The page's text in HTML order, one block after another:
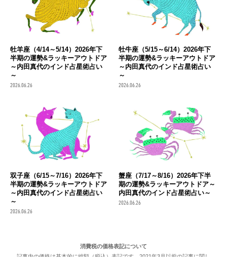
牡羊座（4/14～5/14）2026年下
半期の運勢&ラッキーアウトドア
～内田真代のインド占星術占い
～
2026.06.26
牡牛座（5/15～6/14）2026年下
半期の運勢&ラッキーアウトドア
～内田真代のインド占星術占い
～
2026.06.26
双子座（6/15～7/16）2026年下
半期の運勢&ラッキーアウトドア
～内田真代のインド占星術占い
～
2026.06.26
蟹座（7/17～8/16）2026年下半
期の運勢&ラッキーアウトドア～
内田真代のインド占星術占い～
2026.06.26
消費税の価格表記について
記事内の価格は基本的に総額（税込）表記です。2021年3月以前の記事に関し